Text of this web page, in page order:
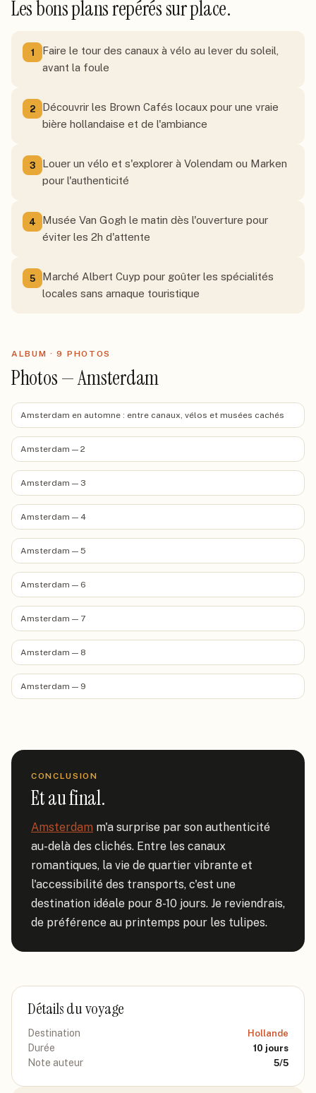
Les bons plans repérés sur place.
1
Faire le tour des canaux à vélo au lever du soleil,
avant la foule
2
Découvrir les Brown Cafés locaux pour une vraie
bière hollandaise et de l'ambiance
3
Louer un vélo et s'explorer à Volendam ou Marken
pour l'authenticité
4
Musée Van Gogh le matin dès l'ouverture pour
éviter les 2h d'attente
5
Marché Albert Cuyp pour goûter les spécialités
locales sans arnaque touristique
ALBUM ·9 PHOTOS
Photos — Amsterdam
Amsterdam en automne : entre canaux, vélos et musées cachés
Amsterdam — 2
Amsterdam — 3
Amsterdam — 4
Amsterdam — 5
Amsterdam — 6
Amsterdam — 7
Amsterdam — 8
Amsterdam — 9
CONCLUSION
Et au final.
Amsterdam m'a surprise par son authenticité
au-delà des clichés. Entre les canaux
romantiques, la vie de quartier vibrante et
l'accessibilité des transports, c'est une
destination idéale pour 8-10 jours. Je reviendrais,
de préférence au printemps pour les tulipes.
Détails du voyage
Destination Hollande
Durée 10 jours
Note auteur 5/5